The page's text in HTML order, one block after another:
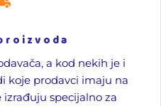
a kod nekih je i
koje prodavci imaju na
specijalno za